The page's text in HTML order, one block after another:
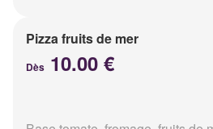
Pizza fruits de mer
Dès 10.00 €